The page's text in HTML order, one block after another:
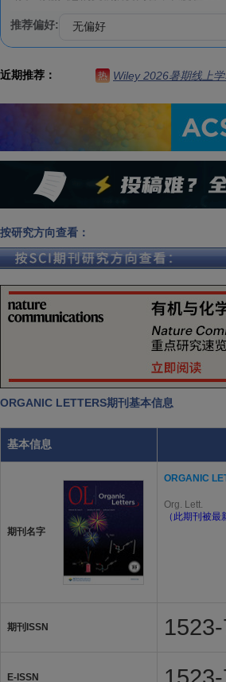
推荐偏好:
近期推荐： 热 Wiley 2026暑期线上
按研究方向查看：
ORGANIC LETTERS期刊基本信息
基本信息
期刊名字
ORGANIC
Org. Lett.
（此期刊被最
期刊ISSN
E-ISSN